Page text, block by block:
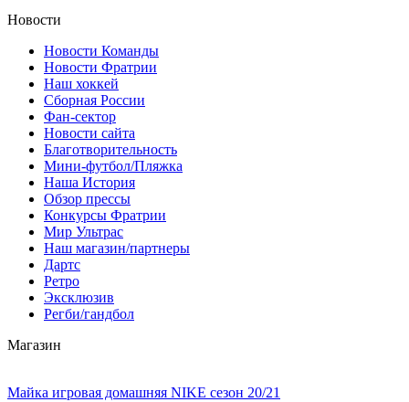
Новости
Новости Команды
Новости Фратрии
Наш хоккей
Сборная России
Фан-cектор
Новости сайта
Благотворительность
Мини-футбол/Пляжка
Наша История
Обзор прессы
Конкурсы Фратрии
Мир Ультрас
Наш магазин/партнеры
Дартс
Ретро
Эксклюзив
Регби/гандбол
Магазин
Майка игровая домашняя NIKE сезон 20/21